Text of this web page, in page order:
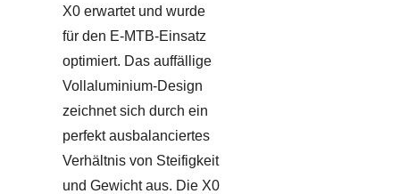
X0 erwartet und wurde
für den E-MTB-Einsatz
optimiert. Das auffällige
Vollaluminium-Design
zeichnet sich durch ein
perfekt ausbalanciertes
Verhältnis von Steifigkeit
und Gewicht aus. Die X0